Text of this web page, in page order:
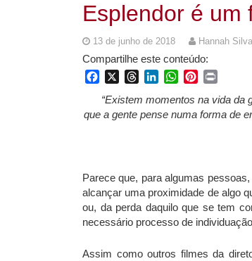
Esplendor é um
13 de junho de 2018 Hannah
Compartilhe este conteúdo:
FacebookThreadsLinkedInWhatsApp
Pinterest
“Existem momentos na vida da
que a gente pense numa forma de
Parece que, para algumas
alcançar uma proximidade de algo
ou, da perda daquilo que se tem
necessário processo de
Assim como outros filmes da